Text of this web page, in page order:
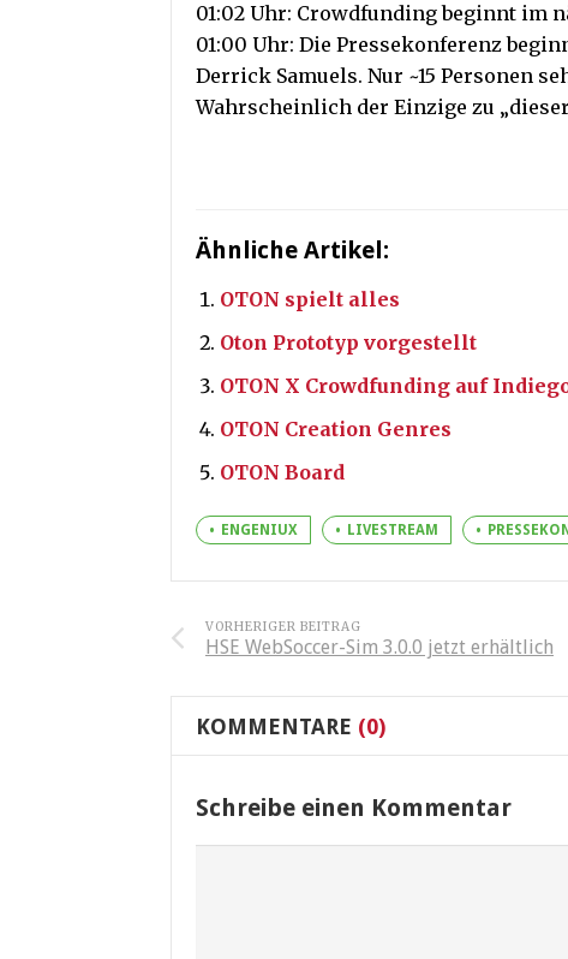
01:02 Uhr: Crowdfunding beginnt im
01:00 Uhr: Die Pressekonferenz
Derrick Samuels. Nur ~15 Personen
Wahrscheinlich der Einzige zu
Ähnliche Artikel:
OTON spielt alles
Oton Prototyp vorgestellt
OTON X Crowdfunding auf
OTON Creation Genres
OTON Board
ENGENIUX LIVESTREAM
VORHERIGER BEITRAG
HSE WebSoccer-Sim 3.0.0 jetzt erhältlich
KOMMENTARE (0)
Schreibe einen Kommentar